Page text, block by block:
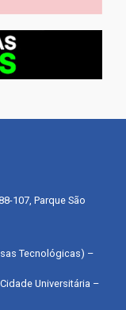
107, Parque São
Tecnológicas) –
Universitária –